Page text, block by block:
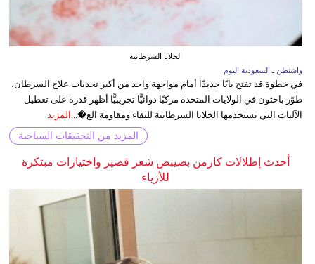
الخلايا السرطانية
واشنطن ـ السعودية اليوم
في خطوة قد تفتح بابًا جديدًا أمام مواجهة واحد من أكبر تحديات علاج السرطان،
طوّر باحثون في الولايات المتحدة مركبًا دوائيًّا تجريبيًّا أظهر قدرة على تعطيل
الآليات التي تستخدمها الخلايا السرطانية للبقاء ومقاومة الع�... المزيد
المزيد من التحقيقات السياحية
أحدث إطلالات كارمن بصيبص شعر قصير واختيارات مبتكرة
للأزياء